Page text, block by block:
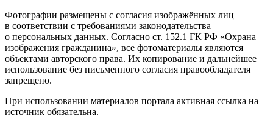
Фотографии размещены с согласия изображённых лиц
в соответствии с требованиями законодательства
о персональных данных. Согласно ст. 152.1 ГК РФ «Охрана
изображения гражданина», все фотоматериалы являются
объектами авторского права. Их копирование и дальнейшее
использование без письменного согласия правообладателя
запрещено.
При использовании материалов портала активная ссылка на
источник обязательна.